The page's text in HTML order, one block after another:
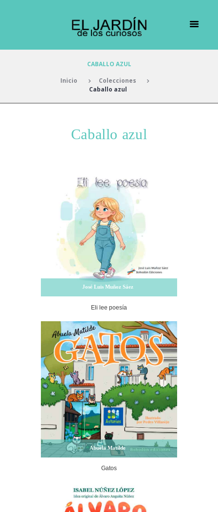
CABALLO AZUL
Inicio
Colecciones
Caballo azul
Caballo azul
José Luis Muñoz Sáez
Eli lee poesía
Abuela Matilde
Gatos